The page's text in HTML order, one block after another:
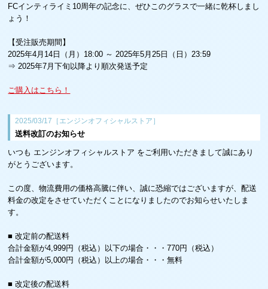
FCインティライミ10周年の記念に、ぜひこのグラスで一緒に乾杯しまし
ょう！
【受注販売期間】
2025年4月14日（月）18:00 ～ 2025年5月25日（日）23:59
⇒ 2025年7月下旬以降より順次発送予定
ご購入はこちら！
2025/03/17［エンジンオフィシャルストア］
送料改訂のお知らせ
いつも エンジンオフィシャルストア をご利用いただきまして誠にあり
がとうございます。
この度、物流費用の価格高騰に伴い、誠に恐縮ではございますが、配送
料金の改定をさせていただくことになりましたのでお知らせいたしま
す。
■ 改定前の配送料
合計金額が4,999円（税込）以下の場合・・・770円（税込）
合計金額が5,000円（税込）以上の場合・・・無料
■ 改定後の配送料